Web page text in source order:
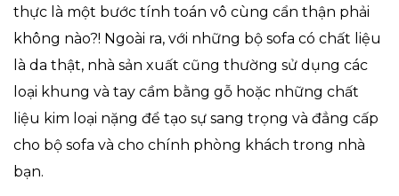
thực là một bước tính toán vô cùng cẩn thận phải
không nào?! Ngoài ra, với những bộ sofa có chất liệu
là da thật, nhà sản xuất cũng thường sử dụng các
loại khung và tay cầm bằng gỗ hoặc những chất
liệu kim loại nặng để tạo sự sang trọng và đẳng cấp
cho bộ sofa và cho chính phòng khách trong nhà
bạn.